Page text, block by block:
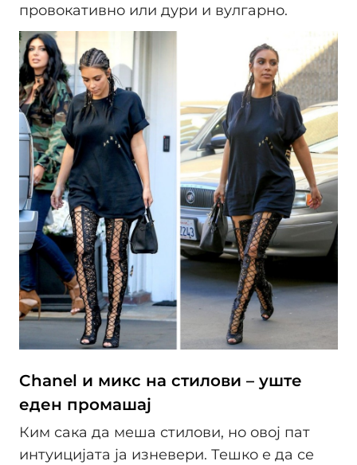
провокативно или дури и вулгарно.
Chanel и микс на стилови – уште
еден промашај
Ким сака да меша стилови, но овој пат
интуицијата ја изневери. Тешко е да се